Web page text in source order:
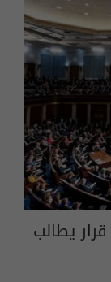
يطالب